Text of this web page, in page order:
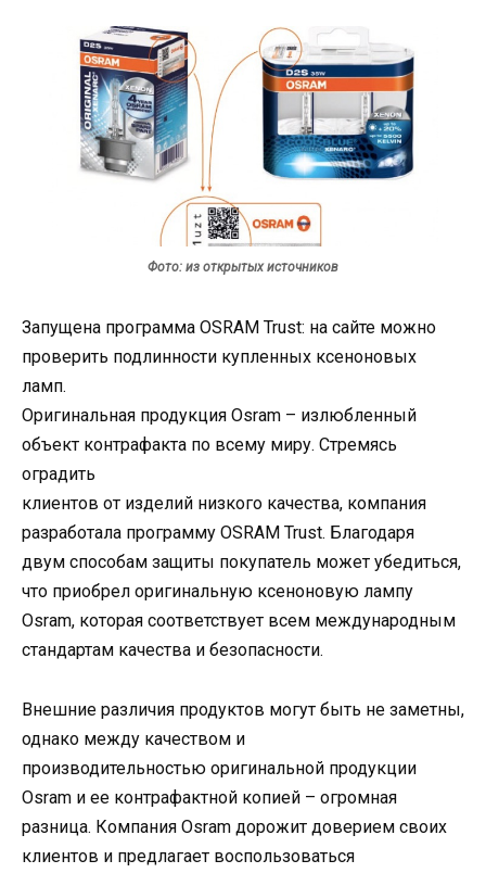
Фото: из открытых источников
Запущена программа OSRAM Trust: на сайте можно
проверить подлинности купленных ксеноновых
ламп.
Оригинальная продукция Osram – излюбленный
объект контрафакта по всему миру. Стремясь
оградить
клиентов от изделий низкого качества, компания
разработала программу OSRAM Trust. Благодаря
двум способам защиты покупатель может убедиться,
что приобрел оригинальную ксеноновую лампу
Osram, которая соответствует всем международным
стандартам качества и безопасности.
Внешние различия продуктов могут быть не заметны,
однако между качеством и
производительностью оригинальной продукции
Osram и ее контрафактной копией – огромная
разница. Компания Osram дорожит доверием своих
клиентов и предлагает воспользоваться